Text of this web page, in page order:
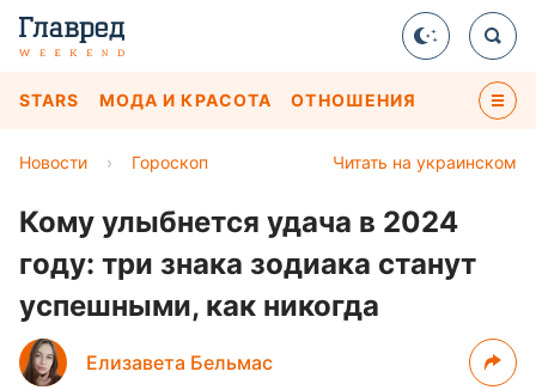
STARS МОДА И КРАСОТА ОТНОШЕНИЯ
Читать на украинском
Новости › Гороскоп
Кому улыбнется удача в 2024
году: три знака зодиака станут
успешными, как никогда
Елизавета Бельмас